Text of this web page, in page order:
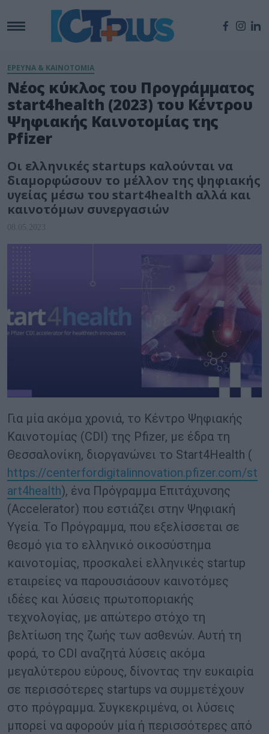
ΕΡΕΥΝΑ & ΚΑΙΝΟΤΟΜΙΑ
Νέος κύκλος του Προγράμματος
start4health (2023) του Κέντρου
Ψηφιακής Καινοτομίας της
Pfizer
Οι ελληνικές startups καλούνται να
διαμορφώσουν το μέλλον της ψηφιακής
υγείας μέσω του start4health αλλά και
καινοτόμων συνεργασιών
08.05.2023
Για μία ακόμα χρονιά, το Κέντρο Ψηφιακής
Καινοτομίας (CDI) της Pfizer, με έδρα τη
Θεσσαλονίκη, διοργανώνει το Start4Health (
https://centerfordigitalinnovation.pfizer.com/st
art4health), ένα Πρόγραμμα Επιτάχυνσης
(Accelerator) που εστιάζει στην Ψηφιακή
Υγεία. Το Πρόγραμμα, που εξελίσσεται σε
θεσμό για το ελληνικό οικοσύστημα
καινοτομίας, προσκαλεί ελληνικές startup
εταιρείες να παρουσιάσουν καινοτόμες
ιδέες και λύσεις πρωτοποριακής
τεχνολογίας, με απώτερο στόχο τη
βελτίωση της ζωής των ασθενών. Αυτή τη
φορά, το CDI αναζητά λύσεις ακόμα
μεγαλύτερου εύρους, δίνοντας την ευκαιρία
σε περισσότερες startups να συμμετέχουν
στο πρόγραμμα. Συγκεκριμένα, οι λύσεις
μπορεί να αφορούν μία ή περισσότερες από